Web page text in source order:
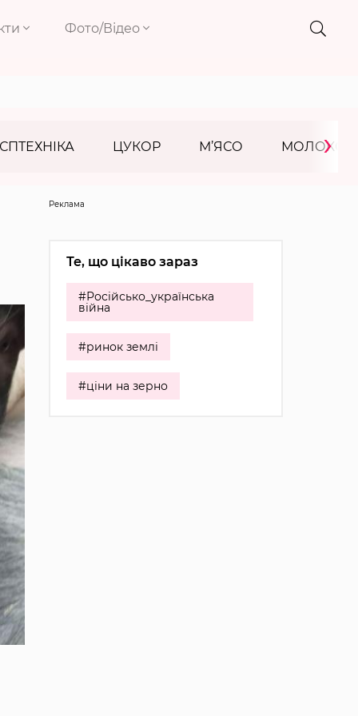
Фото/Відео
ЦУКОР М’ЯСО МОЛОКО
›
Реклама
Те, що цікаво зараз
#Російсько_українська
війна
#ринок землі
#ціни на зерно